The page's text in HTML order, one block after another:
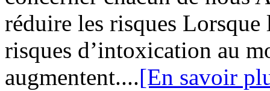
réduire les risques Lorsque
risques d’intoxication au
augmentent....[En savoir